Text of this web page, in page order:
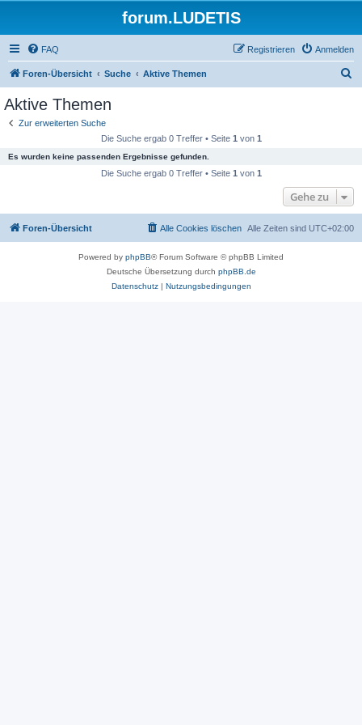
forum.LUDETIS
FAQ Anmelden
Registrieren
Foren-Übersicht Suche Aktive Themen
Aktive Themen
Zur erweiterten Suche
Die Suche ergab 0 Treffer • Seite 1 von 1
Es wurden keine passenden Ergebnisse gefunden.
Die Suche ergab 0 Treffer • Seite 1 von 1
Gehe zu
Foren-Übersicht Alle Zeiten sind UTC+02:00
Alle Cookies löschen
Powered by phpBB® Forum Software © phpBB Limited
Deutsche Übersetzung durch phpBB.de
Datenschutz| Nutzungsbedingungen